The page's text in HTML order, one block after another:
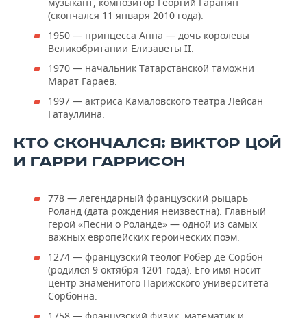
(скончался 11 января 2010 года).
1950 — принцесса Анна — дочь королевы
Великобритании Елизаветы II.
1970 — начальник Татарстанской таможни
Марат Гараев.
1997 — актриса Камаловского театра Лейсан
Гатауллина.
КТО СКОНЧАЛСЯ: ВИКТОР ЦОЙ
И ГАРРИ ГАРРИСОН
778 — легендарный французский рыцарь
Роланд (дата рождения неизвестна). Главный
герой «Песни о Роланде» — одной из самых
важных европейских героических поэм.
1274 — французский теолог Робер де Сорбон
(родился 9 октября 1201 года). Его имя носит
центр знаменитого Парижского университета
Сорбонна.